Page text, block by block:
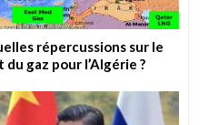
répercussions sur le
gaz pour l’Algérie ?